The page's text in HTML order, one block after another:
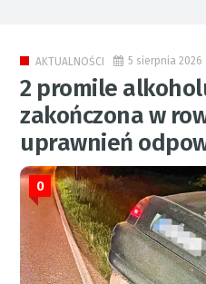
AKTUALNOŚCI 5 sierpnia 2026
2 promile
zakończona w
uprawnień
0